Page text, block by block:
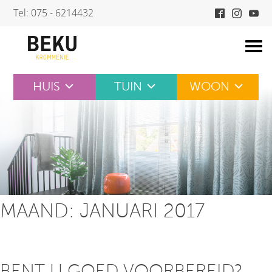
Skip
content
Tel: 075 - 6214432
HUIS TUIN WOON
MAAND: JANUARI 2017